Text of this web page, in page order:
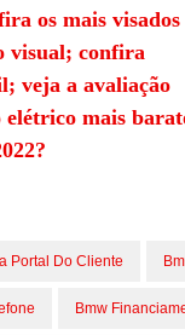
os mais visados
visual; confira
veja a avaliação
elétrico mais
Portal Do Cliente
Bmw